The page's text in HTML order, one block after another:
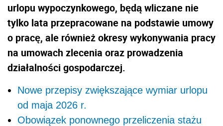
urlopu wypoczynkowego, będą wliczane nie
tylko lata przepracowane na podstawie umowy
o pracę, ale również okresy wykonywania pracy
na umowach zlecenia oraz prowadzenia
działalności gospodarczej.
Nowe przepisy zwiększające wymiar urlopu
od maja 2026 r.
Obowiązek ponownego przeliczenia stażu